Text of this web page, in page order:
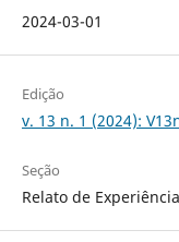
2024-03-01
Edição
v. 13 n. 1 (2024):
Seção
Relato de Experiência